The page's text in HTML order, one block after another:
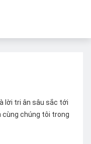
lời tri ân sâu sắc tới
chúng tôi trong